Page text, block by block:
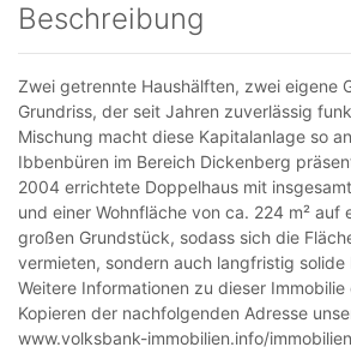
Beschreibung
Zwei getrennte Haushälften, zwei eigene
Grundriss, der seit Jahren zuverlässig
Mischung macht diese Kapitalanlage so
Ibbenbüren im Bereich Dickenberg
2004 errichtete Doppelhaus mit
und einer Wohnfläche von ca. 224 m² auf
großen Grundstück, sodass sich die
vermieten, sondern auch langfristig
Weitere Informationen zu dieser
Kopieren der nachfolgenden Adresse
www.volksbank-immobilien.info/